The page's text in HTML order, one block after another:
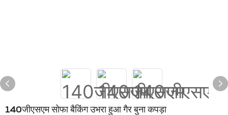
140जीएसएम सोफा बैकिंग उभरा हुआ गैर बुना कपड़ा